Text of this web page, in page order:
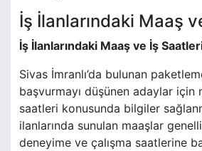
İş İlanlarındaki Maaş
İş İlanlarındaki Maaş ve İş
Sivas İmranlı’da bulunan
başvurmayı düşünen adaylar için
saatleri konusunda bilgiler
ilanlarında sunulan maaşlar
deneyime ve çalışma saatlerine